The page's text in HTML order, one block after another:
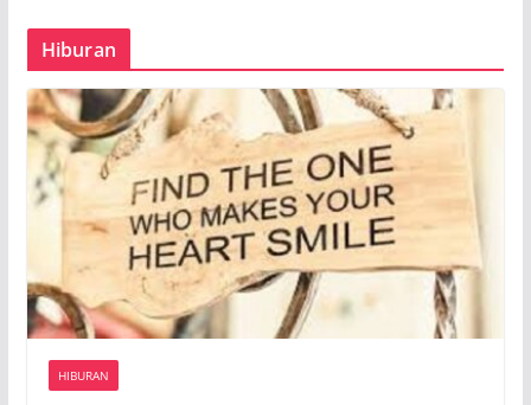
Hiburan
HIBURAN